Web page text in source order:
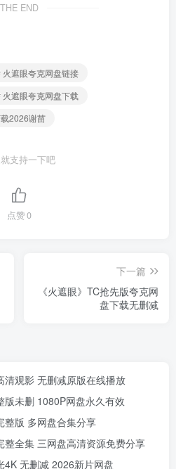
THE END
火遮眼夸克网盘链接
火遮眼夸克网盘下载
2026谢苗
支持一下吧
点赞0
下一篇
《火遮眼》TC抢先版夸克网
盘下载无删减
观影 无删减原版在线播放
未删 1080P网盘永久有效
整版 多网盘合集分享
全集 三网盘高清资源免费分享
4K 无删减 2026新片网盘